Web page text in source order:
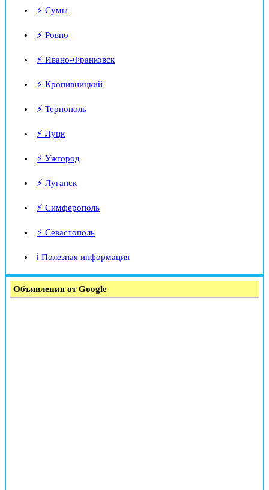
⚡ Сумы
⚡ Ровно
⚡ Ивано-Франковск
⚡ Кропивницкий
⚡ Тернополь
⚡ Луцк
⚡ Ужгород
⚡ Луганск
⚡ Симферополь
⚡ Севастополь
ℹ️ Полезная информация
Объявления от Google